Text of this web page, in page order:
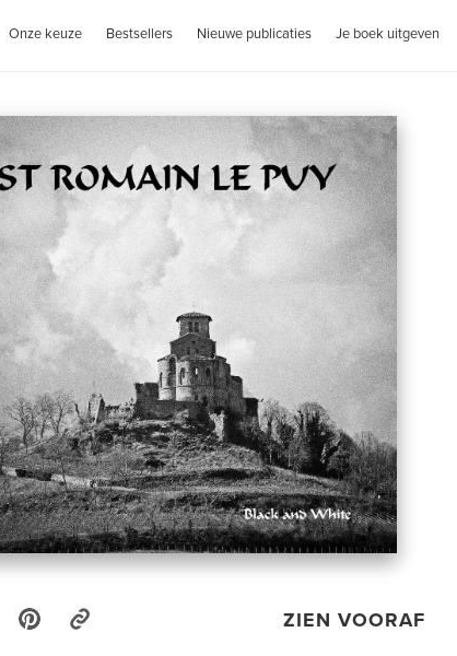
Onze keuze Bestsellers Nieuwe publicaties Je boek uitgeven
ZIEN VOORAF